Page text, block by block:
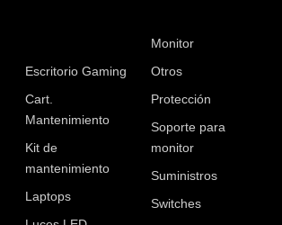
Escritorio Gaming
Cart.
Mantenimiento
Kit de
mantenimiento
Laptops
Monitor
Otros
Protección
Soporte para
monitor
Suministros
Switches